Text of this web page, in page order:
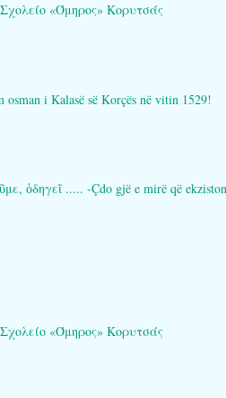
«Όμηρος» Κορυτσάς
i Kalasë së Korçës në vitin 1529!
..... -Çdo gjë e mirë që ekziston
«Όμηρος» Κορυτσάς